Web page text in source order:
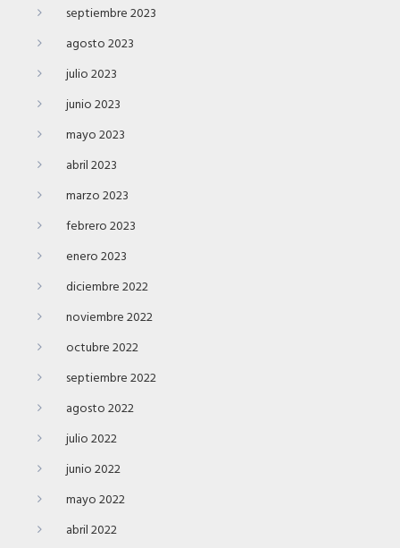
septiembre 2023
agosto 2023
julio 2023
junio 2023
mayo 2023
abril 2023
marzo 2023
febrero 2023
enero 2023
diciembre 2022
noviembre 2022
octubre 2022
septiembre 2022
agosto 2022
julio 2022
junio 2022
mayo 2022
abril 2022